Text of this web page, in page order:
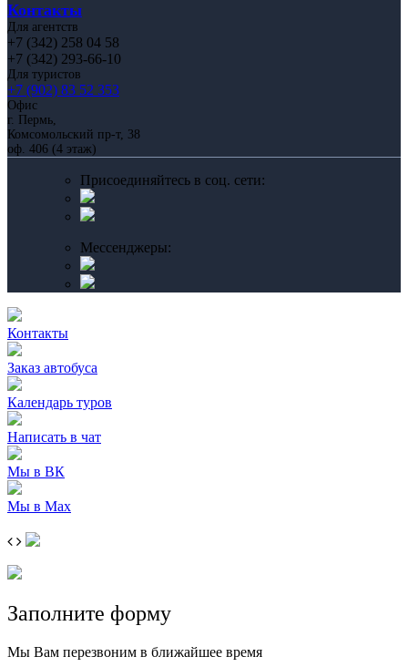
Контакты
Для агентств
+7 (342) 258 04 58
+7 (342) 293-66-10
Для туристов
+7 (902) 83 52 353
Офис
г. Пермь,
Комсомольский пр-т, 38
оф. 406 (4 этаж)
Присоединяйтесь в соц. сети:
Мессенджеры:
Контакты
Заказ автобуса
Календарь туров
Написать в чат
Мы в ВК
Мы в Max
Заполните форму
Мы Вам перезвоним в ближайшее время